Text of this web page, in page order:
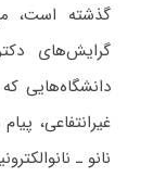
گذشته است،
گرایش‌های
دانشگاه‌هایی
غیرانتفاعی،
ﻧﺎﻧﻮ ـ